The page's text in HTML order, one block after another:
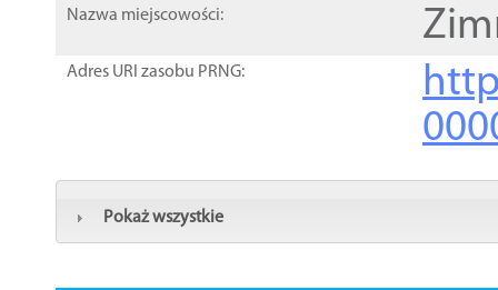
Nazwa miejscowości:
Adres URI zasobu PRNG:
Pokaż wszystkie